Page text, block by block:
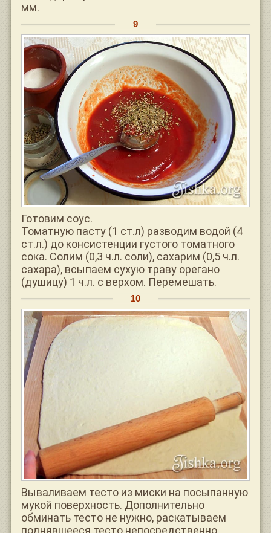
мм.
Готовим соус.
Томатную пасту (1 ст.л) разводим водой (4
ст.л.) до консистенции густого томатного
сока. Солим (0,3 ч.л. соли), сахарим (0,5 ч.л.
сахара), всыпаем сухую траву орегано
(душицу) 1 ч.л. с верхом. Перемешать.
Вываливаем тесто из миски на посыпанную
мукой поверхность. Дополнительно
обминать тесто не нужно, раскатываем
поднявшееся тесто непосредственно